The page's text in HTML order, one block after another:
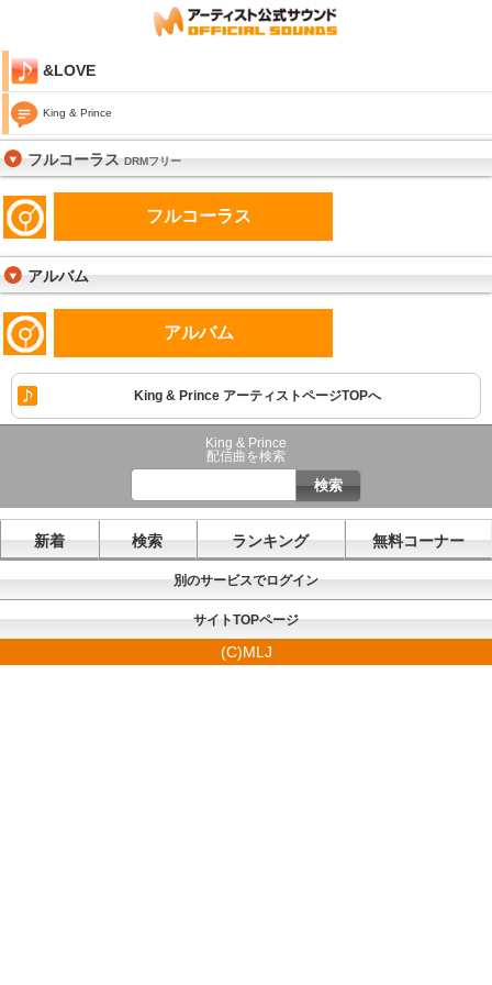
&LOVE
King & Prince
フルコーラスDRMフリー
フルコーラス
アルバム
アルバム
King & Prince アーティストページTOPへ
King & Prince
配信曲を検索
新着 検索 ランキング 無料コーナー
別のサービスでログイン
サイトTOPページ
(C)MLJ